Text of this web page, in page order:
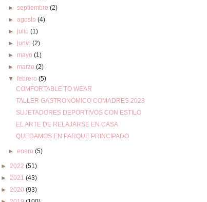
►septiembre(2)
►agosto(4)
► julio(1)
► junio(2)
► mayo(1)
► marzo(2)
▼febrero(5)
COMFORTABLE TO WEAR
TALLER GASTRONÓMICO COMADRES 2023
SUJETADORES DEPORTIVOS CON ESTILO
EL ARTE DE RELAJARSE EN CASA
QUEDAMOS EN PARQUE PRINCIPADO
►enero(5)
► 2022 (51)
► 2021 (43)
► 2020 (93)